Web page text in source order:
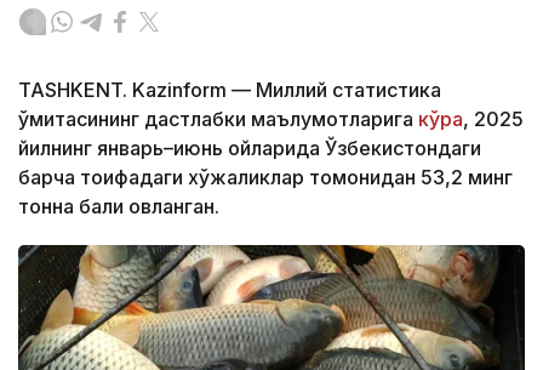
TASHKENT. Kazinform — Миллий статистика
қўмитасининг дастлабки маълумотларига кўра, 2025
йилнинг январь–июнь ойларида Ўзбекистондаги
барча тоифадаги хўжаликлар томонидан 53,2 минг
тонна балиқ овланган.